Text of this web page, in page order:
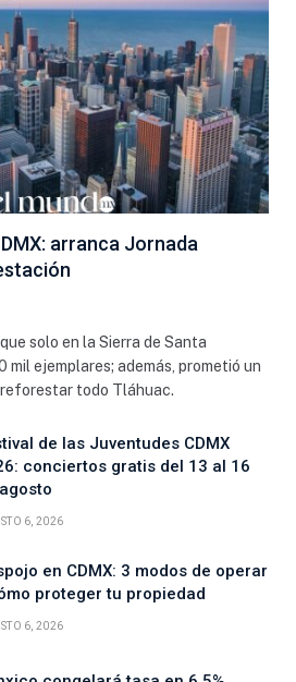
arranca Jornada
solo en la Sierra de Santa
mil ejemplares; además, prometió un
todo Tláhuac.
de las Juventudes CDMX
conciertos gratis del 13 al 16
6, 2026
en CDMX: 3 modos de operar
proteger tu propiedad
6, 2026